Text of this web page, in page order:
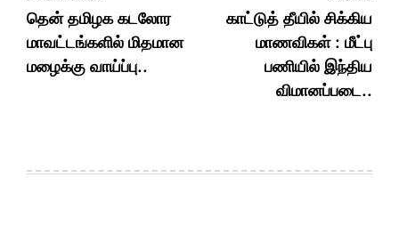
navigation
தென் தமிழக கடலோர
மாவட்டங்களில் மிதமான
மழைக்கு வாய்ப்பு..
காட்டுத் தீயில் சிக்கிய
மாணவிகள் : மீட்பு
பணியில் இந்திய
விமானப்படை..